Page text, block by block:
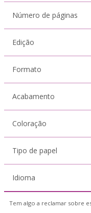
Número de páginas
Edição
Formato
Acabamento
Coloração
Tipo de papel
Idioma
Tem algo a reclamar sobre